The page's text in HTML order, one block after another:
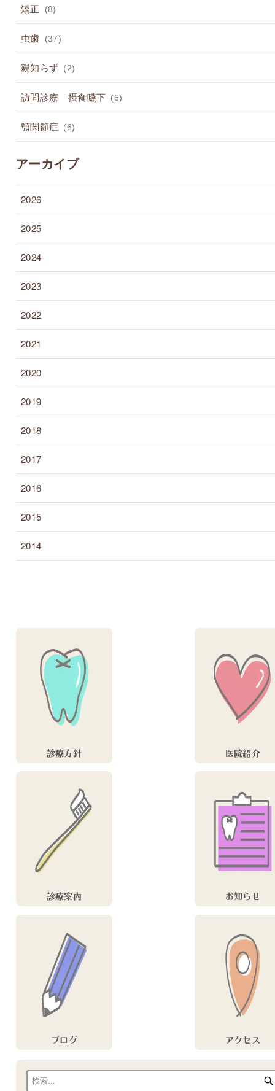
矯正 (8)
虫歯 (37)
親知らず (2)
訪問診療 摂食嚥下 (6)
顎関節症 (6)
アーカイブ
2026
2025
2024
2023
2022
2021
2020
2019
2018
2017
2016
2015
2014
診療方針 医院紹介
診療案内 お知らせ
ブログ アクセス